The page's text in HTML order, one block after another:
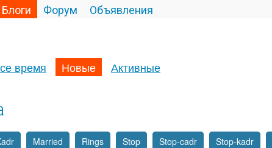
Блоги Форум Объявления
время Новые Активные
Married Rings Stop Stop-cadr Stop-kadr